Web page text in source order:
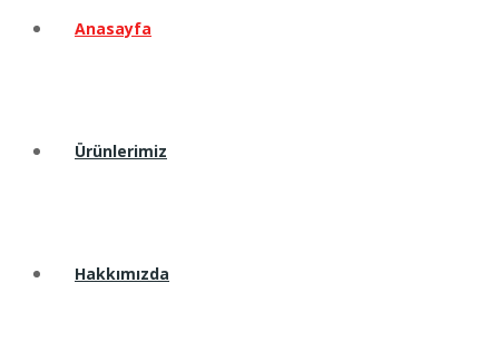
Anasayfa
Ürünlerimiz
Hakkımızda